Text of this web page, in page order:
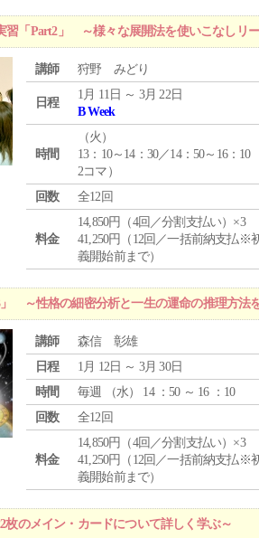
習「Part2」 ～様々な展開法を使いこなしリ
講師 狩野 みどり
日程
1月 11日 ～ 3月 22日
B Week
時間
（火 ）
13：10～14：30／14：50～16：10
2コマ）
回数
全12回
料金
14,850円（4回／分割支払い）×3
41,250円（12回／一括前納支払※
義開始前まで）
～性格の細密分析と一生の運命の推理方法
講師
森信 彰雄
日程
1月 12日 ～ 3月 30日
時間
毎週 （水） 14 ：50 ～ 16 ：10
回数
全12回
料金
14,850円（4回／分割支払い）×3
41,250円（12回／一括前納支払※
義開始前まで）
のメイン・カードについて詳しく学ぶ～